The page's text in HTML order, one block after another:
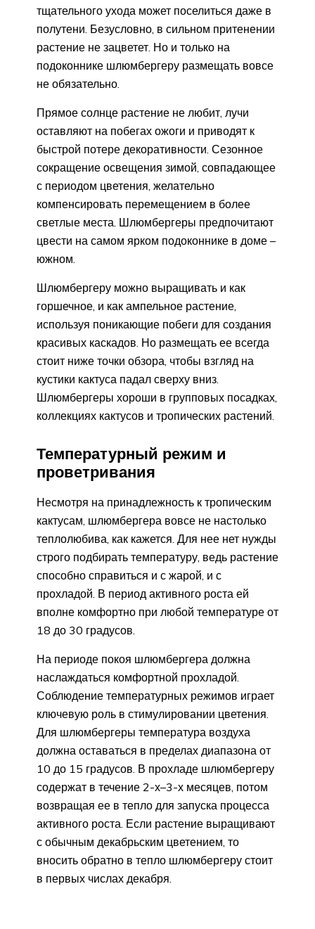
тщательного ухода может поселиться даже в
полутени. Безусловно, в сильном притенении
растение не зацветет. Но и только на
подоконнике шлюмбергеру размещать вовсе
не обязательно.
Прямое солнце растение не любит, лучи
оставляют на побегах ожоги и приводят к
быстрой потере декоративности. Сезонное
сокращение освещения зимой, совпадающее
с периодом цветения, желательно
компенсировать перемещением в более
светлые места. Шлюмбергеры предпочитают
цвести на самом ярком подоконнике в доме –
южном.
Шлюмбергеру можно выращивать и как
горшечное, и как ампельное растение,
используя поникающие побеги для создания
красивых каскадов. Но размещать ее всегда
стоит ниже точки обзора, чтобы взгляд на
кустики кактуса падал сверху вниз.
Шлюмбергеры хороши в групповых посадках,
коллекциях кактусов и тропических растений.
Температурный режим и
проветривания
Несмотря на принадлежность к тропическим
кактусам, шлюмбергера вовсе не настолько
теплолюбива, как кажется. Для нее нет нужды
строго подбирать температуру, ведь растение
способно справиться и с жарой, и с
прохладой. В период активного роста ей
вполне комфортно при любой температуре от
18 до 30 градусов.
На периоде покоя шлюмбергера должна
наслаждаться комфортной прохладой.
Соблюдение температурных режимов играет
ключевую роль в стимулировании цветения.
Для шлюмбергеры температура воздуха
должна оставаться в пределах диапазона от
10 до 15 градусов. В прохладе шлюмбергеру
содержат в течение 2-х–3-х месяцев, потом
возвращая ее в тепло для запуска процесса
активного роста. Если растение выращивают
с обычным декабрьским цветением, то
вносить обратно в тепло шлюмбергеру стоит
в первых числах декабря.